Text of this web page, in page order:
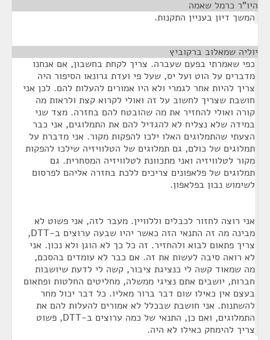
היו"ר כרמל שאמה
המשך דיון בעניין התקנות.
יוליה שמאלוב ברקוביץ
כפי שאמרתי בפעם שעברה. צריך לקחת בחשבון, אם אנחנו
מדברים על הוט ועל יס, שעל פי ועדת גרונאו הסיפור היה
צריך להיות אחר לגמרי ולא היו אמורים להעלות להם. לכן אני
חושבת שצריך לחשוב על זה ואולי לקרוא קצת ולראות מה
קורה ואולי להחזיר את מה שהובטח להם בחזרה. מצד שני
במידה שלא נצליח לא להגדיל להם את התמלוגים, אני כבר
הצעתי שהתמלוגים האלו ילכו להפקות מקור. אני מדברת על
תמלוגים של כולם, גם תמלוגים של הטלוויזיה שילכו להפקות
מקור לטלוויזיה ואני מתכוונת לטלוויזיה המסחרית. גם
תמלוגים של פלאפונים צריכים ללכת בחזרה אליהם לפרסום
לשימוש נבון בפלאפון.
אני רוצה לחזור לכבלים וללוויין. מעבר לזה, אני פשוט לא
מבינה מה זה התנאי הזה כאשר יהיו שבעה ערוצים ב-DTT,
צריך פתאום לבוא ולהחזיר. זה כל כך לא הוגן ולא נכון. אני
לא רואה סיבה לעשות את זה. אם כבר לא עומדים בהסכם,
מה שמאוד קשה לי כנציגת ציבור, קשה לי לדעת שיושבות
חברות, יושבים אתם נציגי ממשלה, מחליטים החלטות ופתאום
בעצם אין כאילו שום דבר ברור מאליו. כל דבר יכול מחר
להשתנות. אני חושבת שבכלל לא אמורים להעלות להם את
התמלוגים, ואם כן, התנאי של כמה ערוצים ב-DTT, פשוט
צריך להימחק כאילו לא היה.